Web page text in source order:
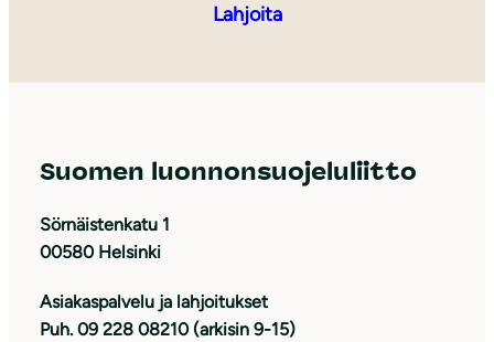
Lahjoita
Suomen luonnonsuojeluliitto
Sörnäistenkatu 1
00580 Helsinki
Asiakaspalvelu ja lahjoitukset
Puh. 09 228 08210 (arkisin 9-15)